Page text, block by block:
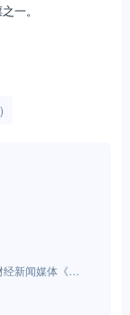
一。
新闻媒体《财
周刊》（Barro